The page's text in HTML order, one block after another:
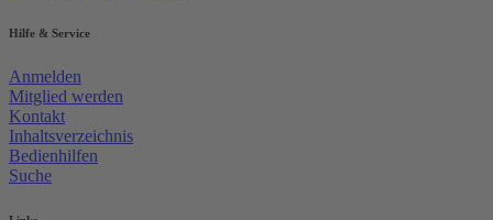
Hilfe & Service
Anmelden
Mitglied werden
Kontakt
Inhaltsverzeichnis
Bedienhilfen
Suche